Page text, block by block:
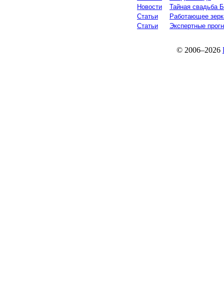
Новости
Тайная свадьба
Статьи
Работающее
Статьи
Экспертные
© 2006–2026